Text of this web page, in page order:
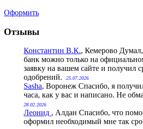
Оформить
Отзывы
Константин В.К., Кемерово Думал,
банк можно только на
заявку на вашем сайте и получил
одобрений.
25.07.2026
Sasha, Воронеж Спасибо, я
часа, как у вас и написано. Не
28.02.2026
Леонид , Алдан Спасибо, что
оформил необходимый мне так